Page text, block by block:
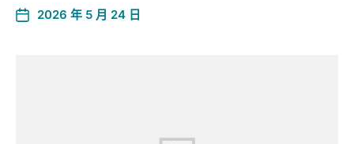
2026 年 5 月 24 日